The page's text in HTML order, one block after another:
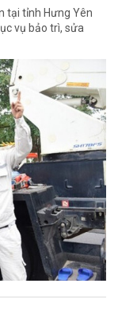
tại tỉnh Hưng Yên
vụ bảo trì, sửa